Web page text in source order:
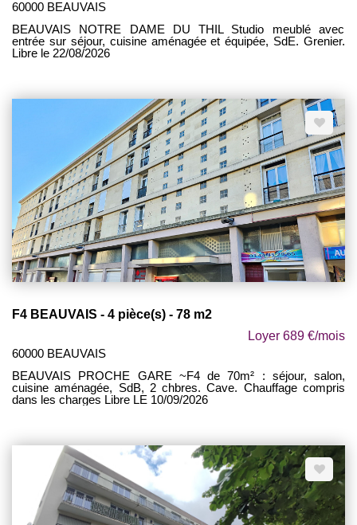
60000 BEAUVAIS
BEAUVAIS NOTRE DAME DU THIL Studio meublé avec
entrée sur séjour, cuisine aménagée et équipée, SdE. Grenier.
Libre le 22/08/2026
F4 BEAUVAIS - 4 pièce(s) - 78 m2
Loyer 689 €/mois
60000 BEAUVAIS
BEAUVAIS PROCHE GARE ~F4 de 70m² : séjour, salon,
cuisine aménagée, SdB, 2 chbres. Cave. Chauffage compris
dans les charges Libre LE 10/09/2026